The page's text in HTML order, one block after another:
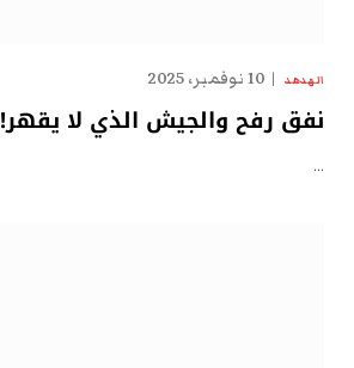
الهدهد 10 نوفمبر، 2025
نفق رفح والجيش الذي لا يقهر!
…